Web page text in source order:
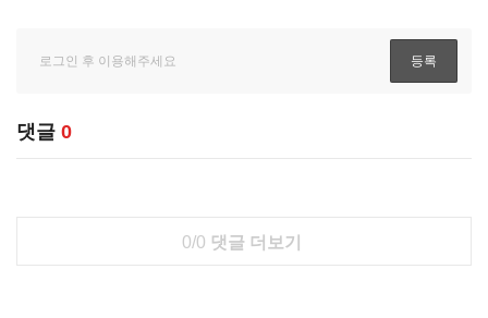
댓글 0
0/0 댓글 더보기